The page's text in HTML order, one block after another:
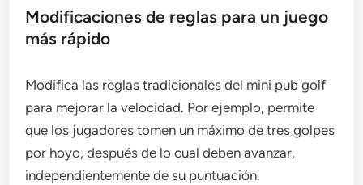
Modificaciones de reglas para un juego
más rápido
Modifica las reglas tradicionales del mini pub golf
para mejorar la velocidad. Por ejemplo, permite
que los jugadores tomen un máximo de tres golpes
por hoyo, después de lo cual deben avanzar,
independientemente de su puntuación.